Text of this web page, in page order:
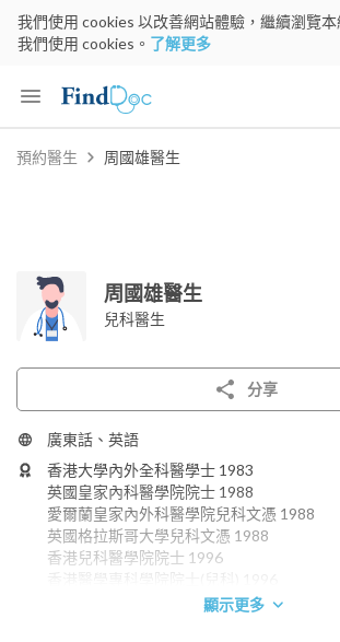
我們使用 cookies 以改善網站體驗，繼續瀏覽
我們使用 cookies。 了解更多
Keyword
預約醫生 周國雄醫生
周國雄醫生
兒科醫生
分享
廣東話、英語
香港大學內外全科醫學士 1983
英國皇家內科醫學院院士 1988
愛爾蘭皇家內外科醫學院兒科文憑 1988
英國格拉斯哥大學兒科文憑 1988
香港兒科醫學院院士 1996
顯示更多